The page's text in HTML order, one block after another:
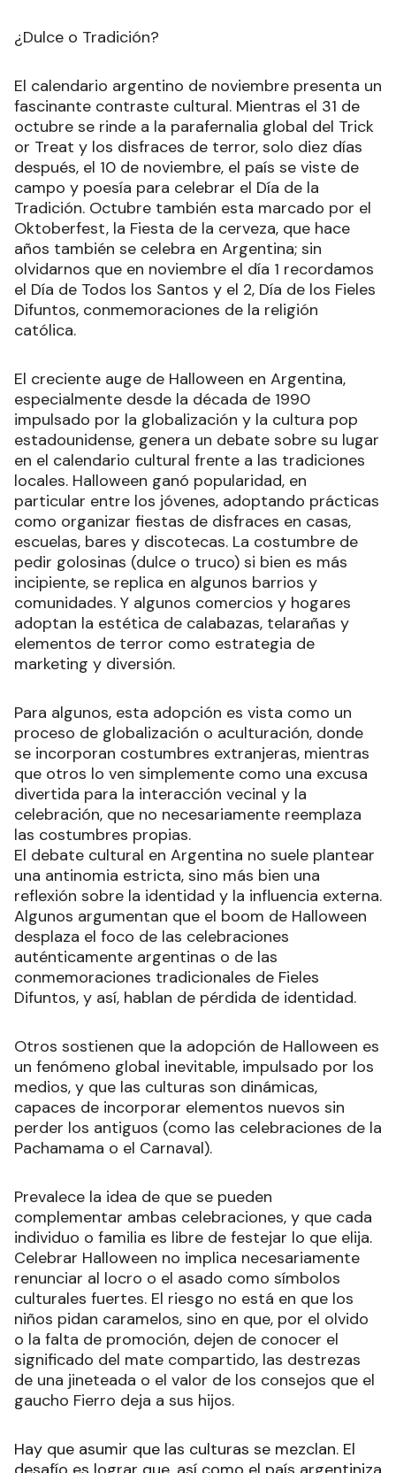
¿Dulce o Tradición?
El calendario argentino de noviembre presenta un
fascinante contraste cultural. Mientras el 31 de
octubre se rinde a la parafernalia global del Trick
or Treat y los disfraces de terror, solo diez días
después, el 10 de noviembre, el país se viste de
campo y poesía para celebrar el Día de la
Tradición. Octubre también esta marcado por el
Oktoberfest, la Fiesta de la cerveza, que hace
años también se celebra en Argentina; sin
olvidarnos que en noviembre el día 1 recordamos
el Día de Todos los Santos y el 2, Día de los Fieles
Difuntos, conmemoraciones de la religión
católica.
El creciente auge de Halloween en Argentina,
especialmente desde la década de 1990
impulsado por la globalización y la cultura pop
estadounidense, genera un debate sobre su lugar
en el calendario cultural frente a las tradiciones
locales. Halloween ganó popularidad, en
particular entre los jóvenes, adoptando prácticas
como organizar fiestas de disfraces en casas,
escuelas, bares y discotecas. La costumbre de
pedir golosinas (dulce o truco) si bien es más
incipiente, se replica en algunos barrios y
comunidades. Y algunos comercios y hogares
adoptan la estética de calabazas, telarañas y
elementos de terror como estrategia de
marketing y diversión.
Para algunos, esta adopción es vista como un
proceso de globalización o aculturación, donde
se incorporan costumbres extranjeras, mientras
que otros lo ven simplemente como una excusa
divertida para la interacción vecinal y la
celebración, que no necesariamente reemplaza
las costumbres propias.
El debate cultural en Argentina no suele plantear
una antinomia estricta, sino más bien una
reflexión sobre la identidad y la influencia externa.
Algunos argumentan que el boom de Halloween
desplaza el foco de las celebraciones
auténticamente argentinas o de las
conmemoraciones tradicionales de Fieles
Difuntos, y así, hablan de pérdida de identidad.
Otros sostienen que la adopción de Halloween es
un fenómeno global inevitable, impulsado por los
medios, y que las culturas son dinámicas,
capaces de incorporar elementos nuevos sin
perder los antiguos (como las celebraciones de la
Pachamama o el Carnaval).
Prevalece la idea de que se pueden
complementar ambas celebraciones, y que cada
individuo o familia es libre de festejar lo que elija.
Celebrar Halloween no implica necesariamente
renunciar al locro o el asado como símbolos
culturales fuertes. El riesgo no está en que los
niños pidan caramelos, sino en que, por el olvido
o la falta de promoción, dejen de conocer el
significado del mate compartido, las destrezas
de una jineteada o el valor de los consejos que el
gaucho Fierro deja a sus hijos.
Hay que asumir que las culturas se mezclan. El